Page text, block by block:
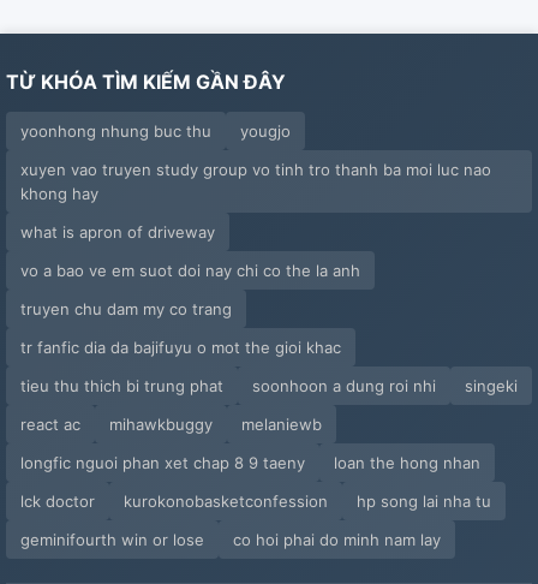
TỪ KHÓA TÌM KIẾM GẦN ĐÂY
yoonhong nhung buc thu
yougjo
xuyen vao truyen study group vo tinh tro thanh ba moi luc nao
khong hay
what is apron of driveway
vo a bao ve em suot doi nay chi co the la anh
truyen chu dam my co trang
tr fanfic dia da bajifuyu o mot the gioi khac
tieu thu thich bi trung phat
soonhoon a dung roi nhi
singeki
react ac
mihawkbuggy
melaniewb
longfic nguoi phan xet chap 8 9 taeny
loan the hong nhan
lck doctor
kurokonobasketconfession
hp song lai nha tu
geminifourth win or lose
co hoi phai do minh nam lay